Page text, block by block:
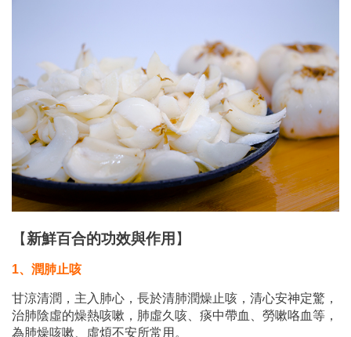
【新鮮百合的功效與作用 】
1、潤肺止咳
甘涼清潤，主入肺心，長於清肺潤燥止咳，清心安神定驚，
治肺陰虛的燥熱咳嗽，肺虛久咳、痰中帶血、勞嗽咯血等，
為肺燥咳嗽、虛煩不安所常用。